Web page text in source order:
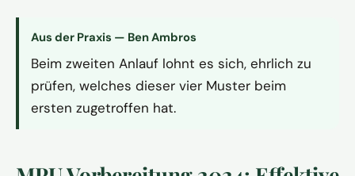
Aus der Praxis — Ben Ambros
Beim zweiten Anlauf lohnt es sich, ehrlich zu
prüfen, welches dieser vier Muster beim
ersten zugetroffen hat.